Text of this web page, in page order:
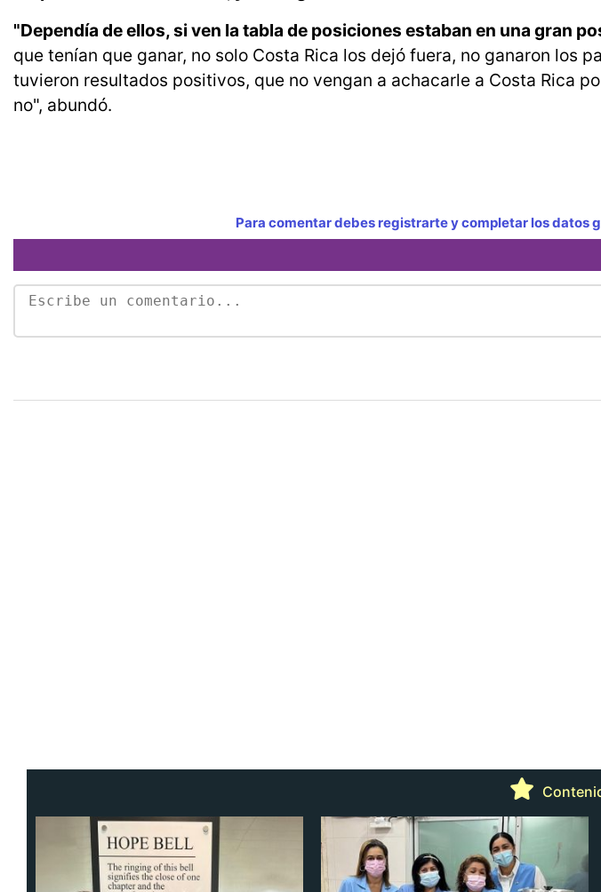
"Dependía de ellos, si ven la tabla de posiciones estaban en una gran
que tenían que ganar, no solo Costa Rica los dejó fuera, no ganaron los
tuvieron resultados positivos, que no vengan a achacarle a Costa Rica
no", abundó.
Para comentar debes registrarte y completar los datos